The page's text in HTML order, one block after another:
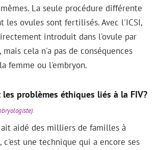
La seule procédure différente
les ovules sont fertilisés. Avec l'ICSI,
introduit dans l'ovule par
cela n'a pas de conséquences
femme ou l'embryon.
les problèmes éthiques liés à la FIV?
.
aidé des milliers de familles à
c'est une technique qui a encore ses